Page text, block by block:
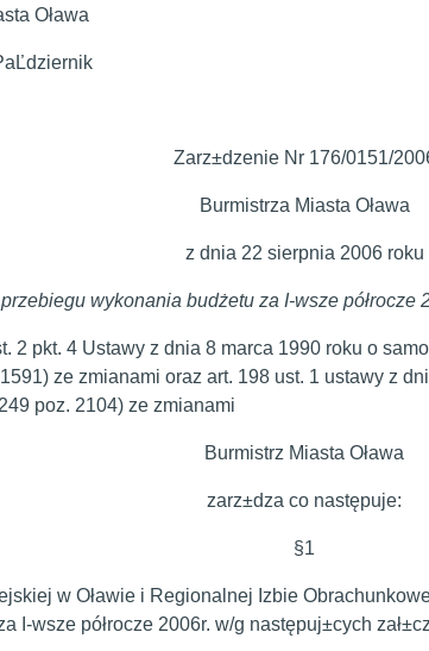
Oława
Zarz±dzenie Nr 176/0151/
Burmistrza Miasta Oława
z dnia 22 sierpnia 2006 roku
wykonania budżetu za I-wsze półrocze
2 pkt. 4 Ustawy z dnia 8 marca 1990 roku o
ze zmianami oraz art. 198 ust. 1 ustawy z
poz. 2104) ze zmianami
Burmistrz Miasta Oława
zarz±dza co następuje:
§1
w Oławie i Regionalnej Izbie
I-wsze półrocze 2006r. w/g następuj±cych